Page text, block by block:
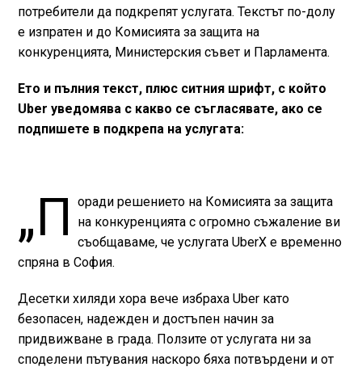
потребители да подкрепят услугата. Текстът по-долу
е изпратен и до Комисията за защита на
конкуренцията, Министерския съвет и Парламента.
Ето и пълния текст, плюс ситния шрифт, с който
Uber уведомява с какво се съгласявате, ако се
подпишете в подкрепа на услугата:
„П
оради решението на Комисията за защита
на конкуренцията с огромно съжаление ви
съобщаваме, че услугата UberX e временно
спряна в София.
Десетки хиляди хора вече избраха Uber като
безопасен, надежден и достъпен начин за
придвижване в града. Ползите от услугата ни за
споделени пътувания наскоро бяха потвърдени и от